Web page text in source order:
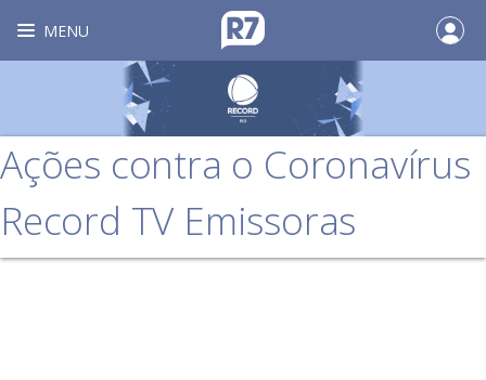
MENU
Ações contra o Coronavírus
Record TV Emissoras